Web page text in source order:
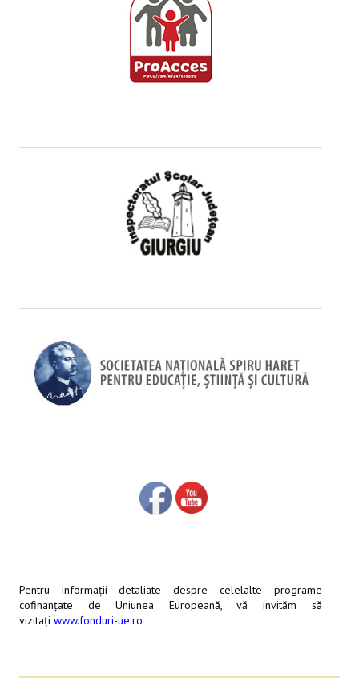
Pentru informaţii detaliate despre celelalte programe
cofinanţate de Uniunea Europeană, vă invităm să
vizitaţi www.fonduri-ue.ro